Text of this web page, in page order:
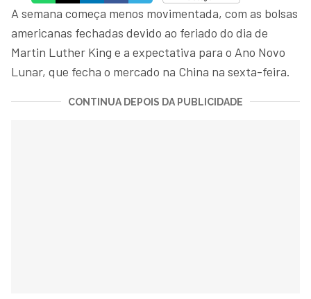
A semana começa menos movimentada, com as bolsas
americanas fechadas devido ao feriado do dia de
Martin Luther King e a expectativa para o Ano Novo
Lunar, que fecha o mercado na China na sexta-feira.
CONTINUA DEPOIS DA PUBLICIDADE